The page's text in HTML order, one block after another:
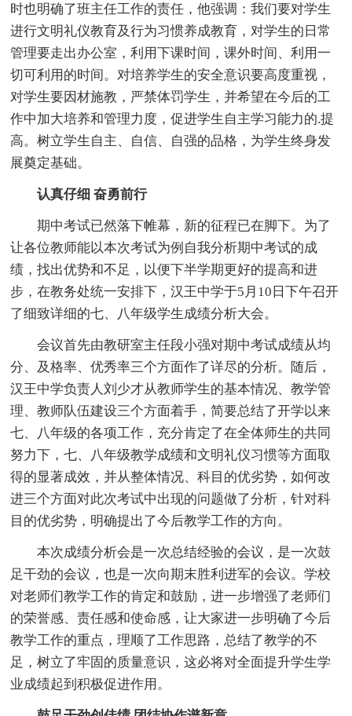
时也明确了班主任工作的责任，他强调：我们要对学生
进行文明礼仪教育及行为习惯养成教育，对学生的日常
管理要走出办公室，利用下课时间，课外时间、利用一
切可利用的时间。对培养学生的安全意识要高度重视，
对学生要因材施教，严禁体罚学生，并希望在今后的工
作中加大培养和管理力度，促进学生自主学习能力的.提
高。树立学生自主、自信、自强的品格，为学生终身发
展奠定基础。
认真仔细 奋勇前行
期中考试已然落下帷幕，新的征程已在脚下。为了
让各位教师能以本次考试为例自我分析期中考试的成
绩，找出优势和不足，以便下半学期更好的提高和进
步，在教务处统一安排下，汉王中学于5月10日下午召开
了细致详细的七、八年级学生成绩分析大会。
会议首先由教研室主任段小强对期中考试成绩从均
分、及格率、优秀率三个方面作了详尽的分析。随后，
汉王中学负责人刘少才从教师学生的基本情况、教学管
理、教师队伍建设三个方面着手，简要总结了开学以来
七、八年级的各项工作，充分肯定了在全体师生的共同
努力下，七、八年级教学成绩和文明礼仪习惯等方面取
得的显著成效，并从整体情况、科目的优劣势，如何改
进三个方面对此次考试中出现的问题做了分析，针对科
目的优劣势，明确提出了今后教学工作的方向。
本次成绩分析会是一次总结经验的会议，是一次鼓
足干劲的会议，也是一次向期末胜利进军的会议。学校
对老师们教学工作的肯定和鼓励，进一步增强了老师们
的荣誉感、责任感和使命感，让大家进一步明确了今后
教学工作的重点，理顺了工作思路，总结了教学的不
足，树立了牢固的质量意识，这必将对全面提升学生学
业成绩起到积极促进作用。